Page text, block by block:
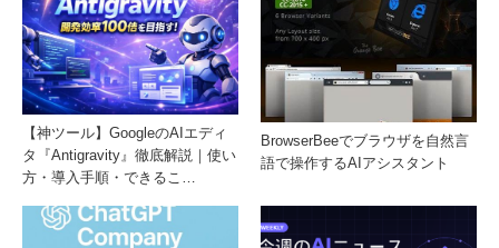
【神ツール】GoogleのAIエディ
タ『Antigravity』徹底解説｜使い
方・導入手順・できるこ…
BrowserBeeでブラウザを自然言
語で操作するAIアシスタント